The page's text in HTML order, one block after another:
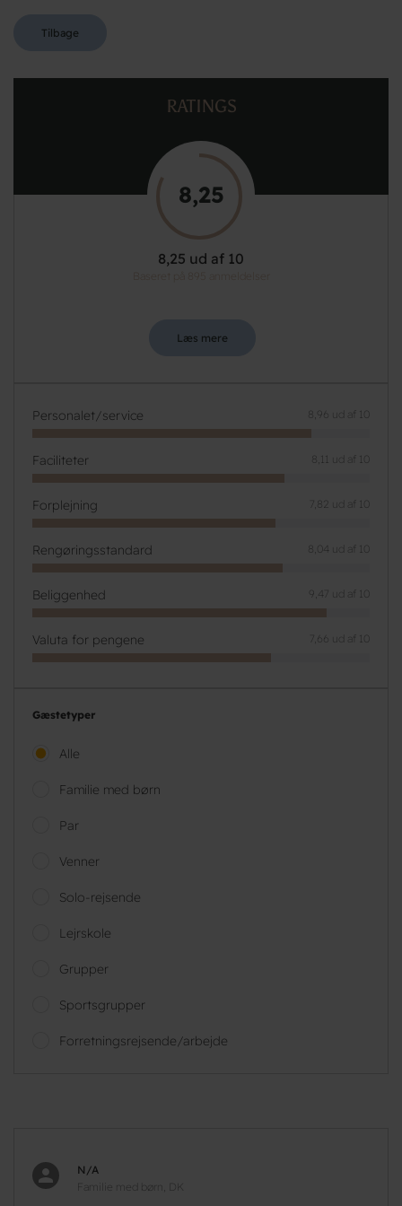
Tilbage
RATINGS
8,25
8,25 ud af 10
Læs mere
Personalet/service 8,96 ud af 10
Faciliteter 8,11 ud af 10
Forplejning 7,82 ud af 10
Rengøringsstandard 8,04 ud af 10
Beliggenhed 9,47 ud af 10
Valuta for pengene 7,66 ud af 10
Gæstetyper
Alle
Familie med børn
Par
Venner
Solo-rejsende
Lejrskole
Grupper
Sportsgrupper
Forretningsrejsende/arbejde
N/A
Familie med børn, DK